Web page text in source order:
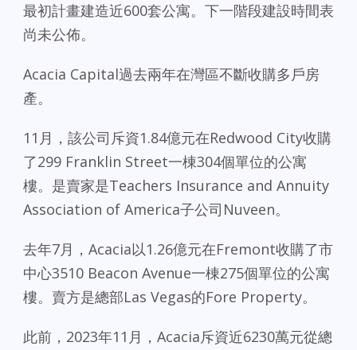
最初計畫建造近600套公寓。下一階段建設時間表
尚未公佈。
Acacia Capital過去兩年在灣區不斷收購多戶房
產。
11月，該公司斥資1.84億元在Redwood City收購
了299 Franklin Street一棟304個單位的公寓
樓。是賣家是Teachers Insurance and Annuity
Association of America子公司Nuveen。
去年7月，Acacia以1.26億元在Fremont收購了市
中心3510 Beacon Avenue一棟275個單位的公寓
樓。賣方是總部Las Vegas的Fore Property。
此前，2023年11月，Acacia斥資近6230萬元從總